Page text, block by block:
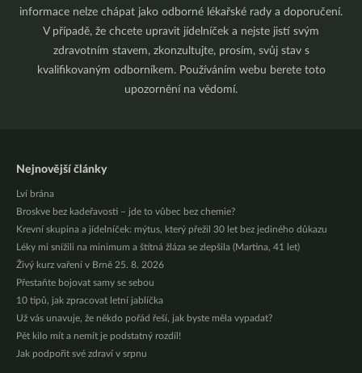
informace nelze chápat jako odborné lékařské rady a doporučení.
V případě, že chcete upravit jídelníček a nejste jistí svým
zdravotním stavem, zkonzultujte, prosím, svůj stav s
kvalifikovaným odborníkem. Používáním webu berete toto
upozornění na vědomí.
Nejnovější články
Lví brána
Broskve bez kadeřavosti – jde to vůbec bez chemie?
Krevní skupina a jídelníček: mýtus, který přežil 30 let bez jediného důkazu
Léky mi snížili na minimum a štítná žláza se zlepšila (Martina, 41 let)
Živý kurz vaření v Brně 25. 8. 2026
Přestaňte bojovat samy se sebou
10 tipů, jak zpracovat letní jablíčka
Už vás unavuje, že někdo pořád řeší, jak byste měla vypadat?
Pět kilo mít a nemít je podstatný rozdíl!
Jak podpořit své zdraví v srpnu